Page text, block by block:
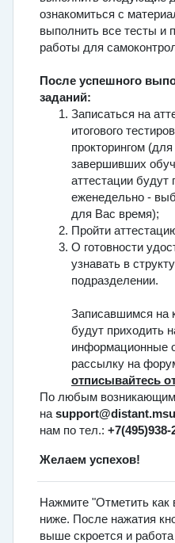
ознакомиться с
выполнить все тесты и
работы для
После успешного
заданий:
Записаться на
итогового
прокторингом
завершивших
аттестации будут
еженедельно -
для Вас время);
Пройти
О готовности
узнавать в
подразделении.
Записавшимся на
будут приходить
информационные
рассылку на
отписывайтесь
По любым
на
нам по тел.: +7(495)938-
Желаем успехов!
Нажмите "Отметить
ниже. После нажатия
выше скроется и работа